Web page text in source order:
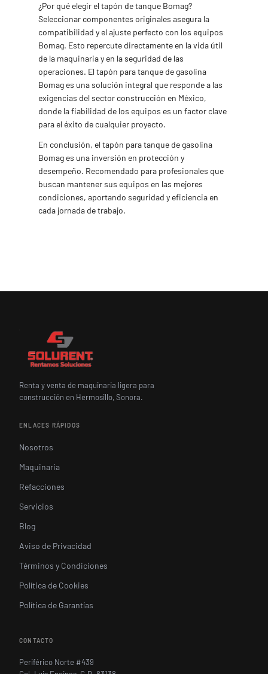
¿Por qué elegir el tapón de tanque Bomag?
Seleccionar componentes originales asegura la
compatibilidad y el ajuste perfecto con los equipos
Bomag. Esto repercute directamente en la vida útil
de la maquinaria y en la seguridad de las
operaciones. El tapón para tanque de gasolina
Bomag es una solución integral que responde a las
exigencias del sector construcción en México,
donde la fiabilidad de los equipos es un factor clave
para el éxito de cualquier proyecto.
En conclusión, el tapón para tanque de gasolina
Bomag es una inversión en protección y
desempeño. Recomendado para profesionales que
buscan mantener sus equipos en las mejores
condiciones, aportando seguridad y eficiencia en
cada jornada de trabajo.
Renta y venta de maquinaria ligera para
construcción en Hermosillo, Sonora.
ENLACES RÁPIDOS
Nosotros
Maquinaria
Refacciones
Servicios
Blog
Aviso de Privacidad
Términos y Condiciones
Política de Cookies
Política de Garantías
CONTACTO
Periférico Norte #439